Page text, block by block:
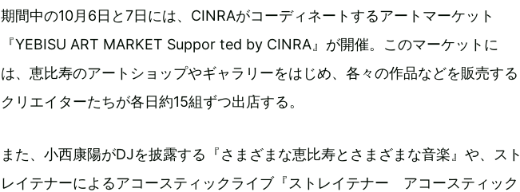
期間中の10月6日と7日には、CINRAがコーディネートするアートマーケット
『YEBISU ART MARKET Suppor ted by CINRA』が開催。このマーケットに
は、恵比寿のアートショップやギャラリーをはじめ、各々の作品などを販売する
クリエイターたちが各日約15組ずつ出店する。
また、小西康陽がDJを披露する『さまざまな恵比寿とさまざまな音楽』や、スト
レイテナーによるアコースティックライブ『ストレイテナー アコースティック